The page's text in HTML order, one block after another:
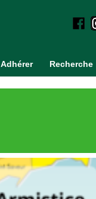
Adhérer Recherche